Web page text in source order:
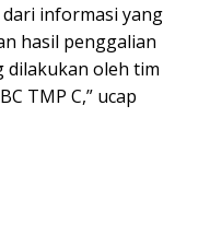
informasi yang
hasil penggalian
dilakukan oleh tim
TMP C,” ucap